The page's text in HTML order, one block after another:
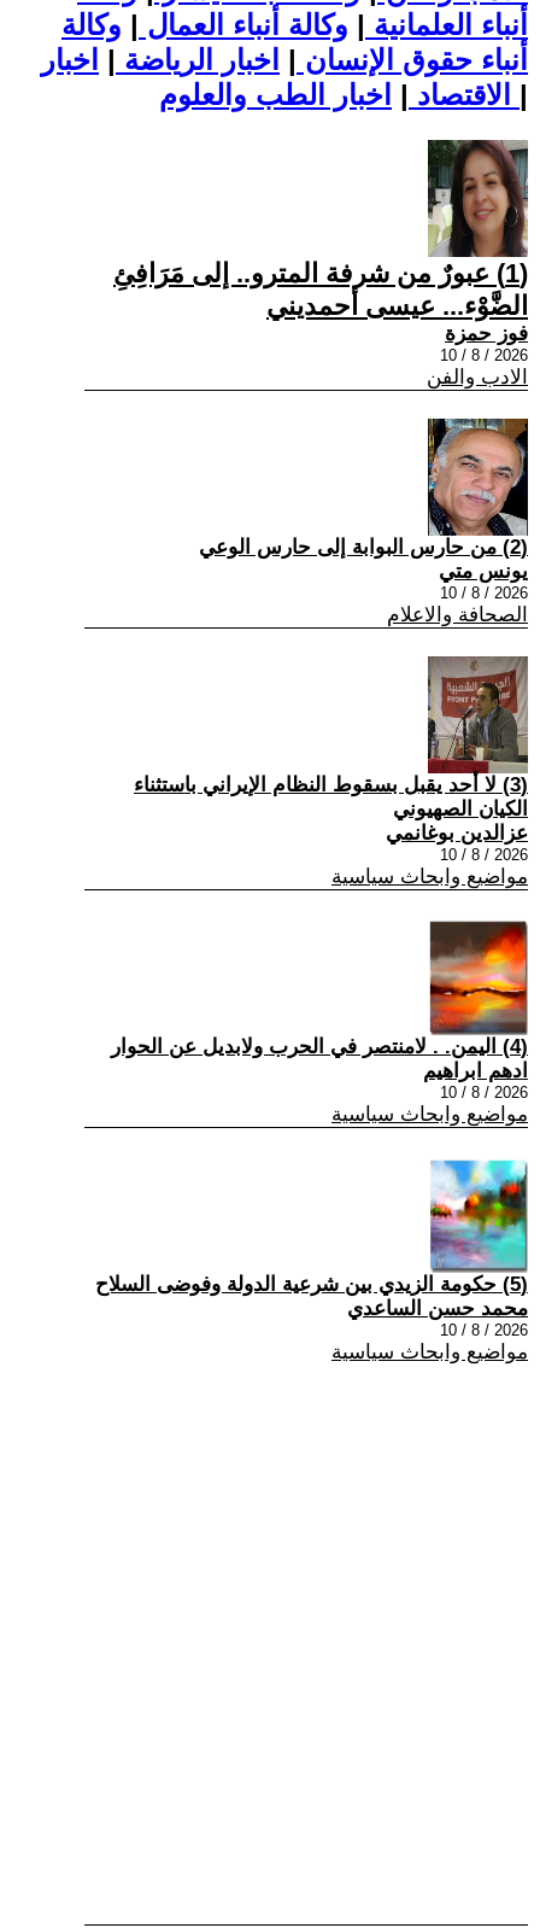
أنباء العلمانية | وكالة أنباء العمال | وكالة
أنباء حقوق الإنسان | اخبار الرياضة | اخبار
الاقتصاد | |
(1) عبورٌ من شرفة المترو.. إلى مَرَافِئِ
الضَّوْء... عيسى أحمديني
فوز حمزة
2026 / 8 / 10
الادب والفن
(2) من حارس البوابة إلى حارس الوعي
يونس متي
2026 / 8 / 10
الصحافة والاعلام
(3) لا أحد يقبل بسقوط النظام الإيراني باستثناء
الكيان الصهيوني
عزالدين بوغانمي
2026 / 8 / 10
مواضيع وابحاث سياسية
(4) اليمن. . لامنتصر في الحرب ولابديل عن الحوار
ادهم ابراهيم
2026 / 8 / 10
مواضيع وابحاث سياسية
(5) حكومة الزيدي بين شرعية الدولة وفوضى السلاح
محمد حسن الساعدي
2026 / 8 / 10
مواضيع وابحاث سياسية